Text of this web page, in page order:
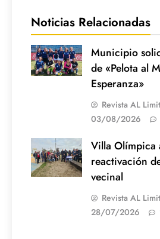
Noticias Relacionadas
Municipio
de «Pelota al
Esperanza»
Revista AL
03/08/2026
Villa Olímpica
reactivación
vecinal
Revista AL
28/07/2026